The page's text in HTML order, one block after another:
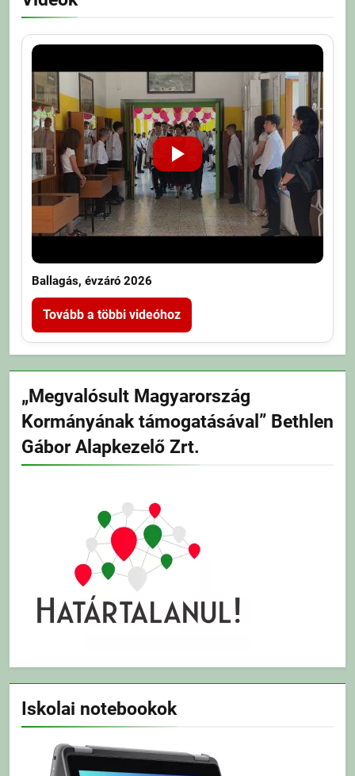
Ballagás, évzáró 2026
Tovább a többi videóhoz
„Megvalósult Magyarország
Kormányának támogatásával” Bethlen
Gábor Alapkezelő Zrt.
Iskolai notebookok